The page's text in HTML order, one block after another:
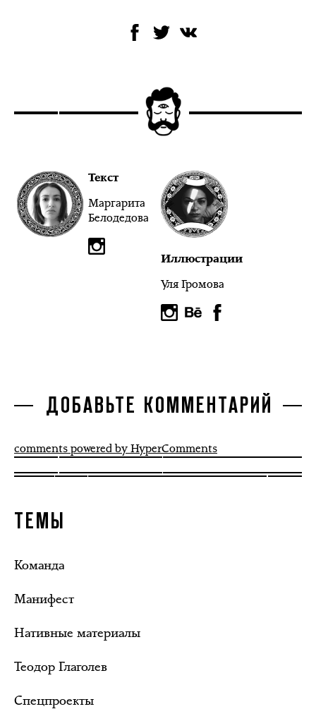
Текст
Маргарита
Белодедова
Иллюстрации
Уля Громова
ДОБАВЬТЕ КОММЕНТАРИЙ
comments powered by HyperComments
ТЕМЫ
Команда
Манифест
Нативные материалы
Теодор Глаголев
Спецпроекты